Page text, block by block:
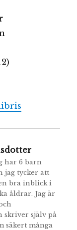
har 6 barn
jag tycker att
bra inblick i
åldrar. Jag är
skriver själv på
säkert många